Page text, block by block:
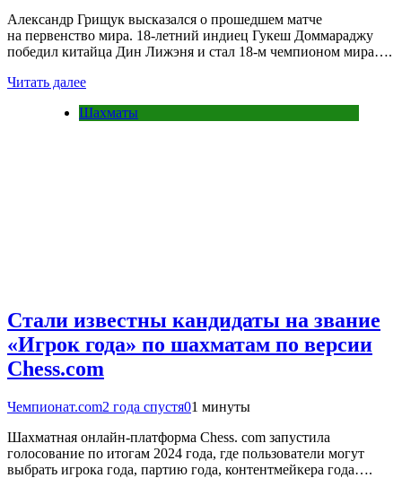
Александр Грищук высказался о прошедшем матче
на первенство мира. 18-летний индиец Гукеш Доммараджу
победил китайца Дин Лижэня и стал 18-м чемпионом мира….
Читать далее
Шахматы
Стали известны кандидаты на звание
«Игрок года» по шахматам по версии
Chess.com
Чемпионат.com2 года спустя01 минуты
Шахматная онлайн-платформа Chess. com запустила
голосование по итогам 2024 года, где пользователи могут
выбрать игрока года, партию года, контентмейкера года….